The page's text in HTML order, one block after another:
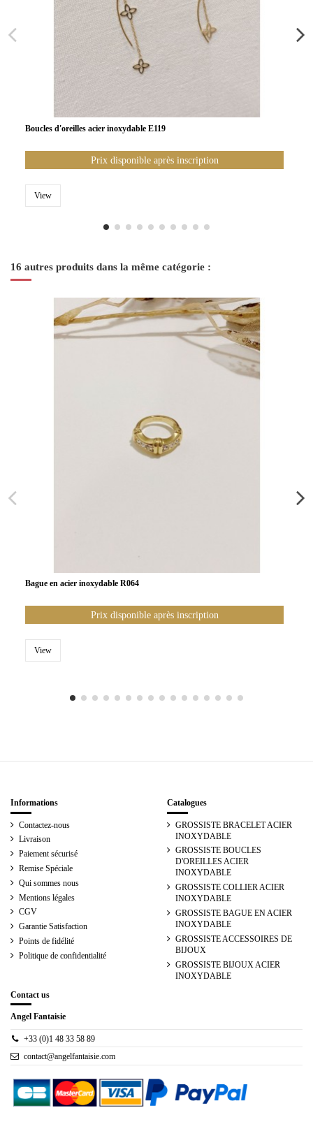
Boucles d'oreilles acier inoxydable E119
Prix disponible après inscription
View
16 autres produits dans la même catégorie :
Bague en acier inoxydable R064
Prix disponible après inscription
View
Informations
Contactez-nous
Livraison
Paiement sécurisé
Remise Spéciale
Qui sommes nous
Mentions légales
CGV
Garantie Satisfaction
Points de fidélité
Politique de confidentialité
Catalogues
GROSSISTE BRACELET ACIER
INOXYDABLE
GROSSISTE BOUCLES
D'OREILLES ACIER
INOXYDABLE
GROSSISTE COLLIER ACIER
INOXYDABLE
GROSSISTE BAGUE EN ACIER
INOXYDABLE
GROSSISTE ACCESSOIRES DE
BIJOUX
GROSSISTE BIJOUX ACIER
INOXYDABLE
Contact us
Angel Fantaisie
+33 (0)1 48 33 58 89
contact@angelfantaisie.com